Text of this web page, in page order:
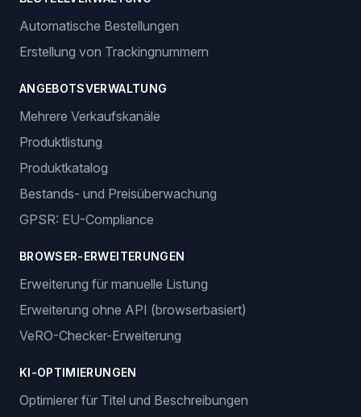
Automatische Bestellungen
Erstellung von Trackingnummern
ANGEBOTSVERWALTUNG
Mehrere Verkaufskanäle
Produktlistung
Produktkatalog
Bestands- und Preisüberwachung
GPSR: EU-Compliance
BROWSER-ERWEITERUNGEN
Erweiterung für manuelle Listung
Erweiterung ohne API (browserbasiert)
VeRO-Checker-Erweiterung
KI-OPTIMIERUNGEN
Optimierer für Titel und Beschreibungen